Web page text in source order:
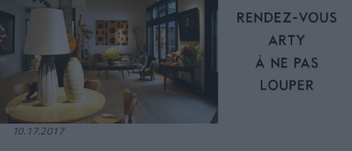
10.17.2017